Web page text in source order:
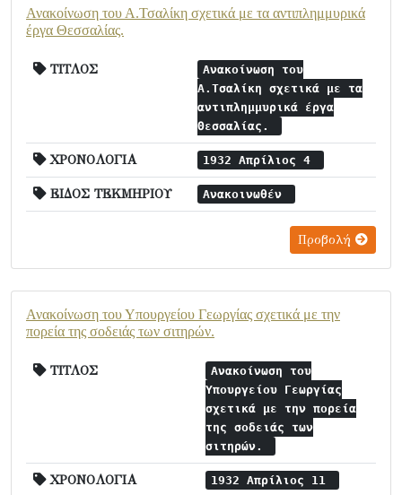
Ανακοίνωση του Α.Τσαλίκη σχετικά με τα αντιπλημμυρικά
έργα Θεσσαλίας.
ΤΙΤΛΟΣ
Ανακοίνωση του
Α.Τσαλίκη σχετικά με τα
αντιπλημμυρικά έργα
Θεσσαλίας.
ΧΡΟΝΟΛΟΓΙΑ 1932 Απρίλιος 4
ΕΙΔΟΣ ΤΕΚΜΗΡΙΟΥ Ανακοινωθέν
Προβολή
Ανακοίνωση του Υπουργείου Γεωργίας σχετικά με την
πορεία της σοδειάς των σιτηρών.
ΤΙΤΛΟΣ
Ανακοίνωση του
Υπουργείου Γεωργίας
σχετικά με την πορεία
της σοδειάς των
σιτηρών.
ΧΡΟΝΟΛΟΓΙΑ 1932 Απρίλιος 11